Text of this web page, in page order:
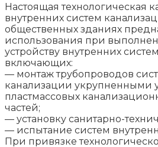
Настоящая технологическая
внутренних систем
общественных зданиях
использования при
устройству внутренних
включающих:
— монтаж трубопроводов
канализации укрупненными
пластмассовых
частей;
— установку санитарно-
— испытание систем
При привязке